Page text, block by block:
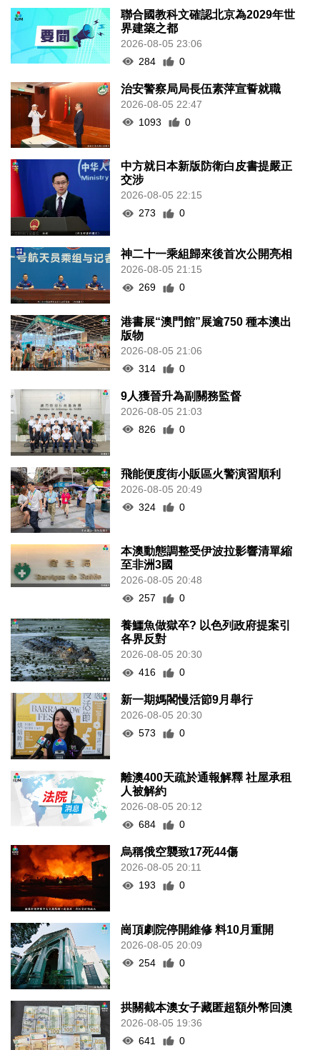
聯合國教科文確認北京為2029年世
界建築之都
2026-08-05 23:06
284
0
治安警察局局長伍素萍宣誓就職
2026-08-05 22:47
1093
0
中方就日本新版防衛白皮書提嚴正
交涉
2026-08-05 22:15
273
0
神二十一乘組歸來後首次公開亮相
2026-08-05 21:15
269
0
港書展“澳門館”展逾750 種本澳出
版物
2026-08-05 21:06
314
0
9人獲晉升為副關務監督
2026-08-05 21:03
826
0
飛能便度街小販區火警演習順利
2026-08-05 20:49
324
0
本澳動態調整受伊波拉影響清單縮
至非洲3國
2026-08-05 20:48
257
0
養鱷魚做獄卒? 以色列政府提案引
各界反對
2026-08-05 20:30
416
0
新一期媽閣慢活節9月舉行
2026-08-05 20:30
573
0
離澳400天疏於通報解釋 社屋承租
人被解約
2026-08-05 20:12
684
0
烏稱俄空襲致17死44傷
2026-08-05 20:11
193
0
崗頂劇院停開維修 料10月重開
2026-08-05 20:09
254
0
拱關截本澳女子藏匿超額外幣回澳
2026-08-05 19:36
641
0